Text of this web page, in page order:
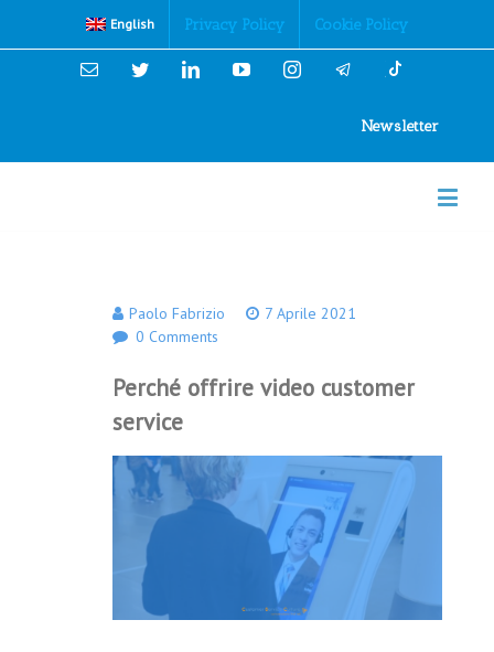
English Privacy Policy Cookie Policy
Email TwitterLinkedinYouTubeInstagram
Newsletter
Paolo Fabrizio
7 Aprile 2021
0 Comments
Perché offrire video customer
service
Cookies Policy